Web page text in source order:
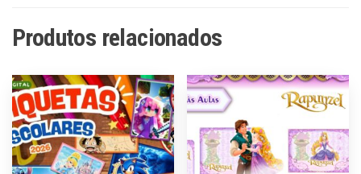
Produtos relacionados